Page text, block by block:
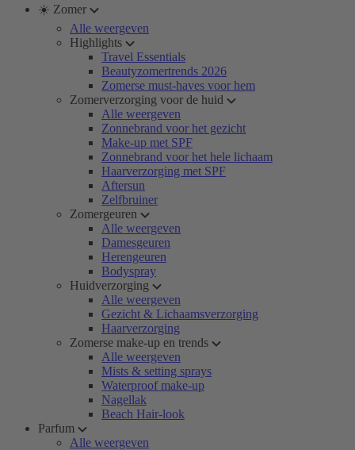
☀️ Zomer
Alle weergeven
Highlights
Travel Essentials
Beautyzomertrends 2026
Zomerse must-haves voor hem
Zomerverzorging voor de huid
Alle weergeven
Zonnebrand voor het gezicht
Make-up met SPF
Zonnebrand voor het hele lichaam
Haarverzorging met SPF
Aftersun
Zelfbruiner
Zomergeuren
Alle weergeven
Damesgeuren
Herengeuren
Bodyspray
Huidverzorging
Alle weergeven
Gezicht & Lichaamsverzorging
Haarverzorging
Zomerse make-up en trends
Alle weergeven
Mists & setting sprays
Waterproof make-up
Nagellak
Beach Hair-look
Parfum
Alle weergeven